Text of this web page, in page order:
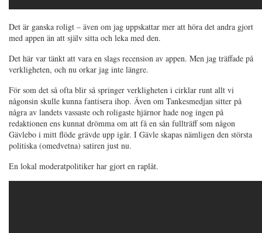
Det är ganska roligt – även om jag uppskattar mer att höra det andra gjort
med appen än att själv sitta och leka med den.
Det här var tänkt att vara en slags recension av appen. Men jag träffade på
verkligheten, och nu orkar jag inte längre.
För som det så ofta blir så springer verkligheten i cirklar runt allt vi
någonsin skulle kunna fantisera ihop. Även om Tankesmedjan sitter på
några av landets vassaste och roligaste hjärnor hade nog ingen på
redaktionen ens kunnat drömma om att få en sån fullträff som någon
Gävlebo i mitt flöde grävde upp igår. I Gävle skapas nämligen den största
politiska (omedvetna) satiren just nu.
En lokal moderatpolitiker har gjort en raplåt.